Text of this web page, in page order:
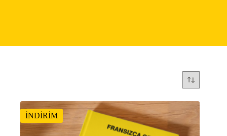
İNDİRİM